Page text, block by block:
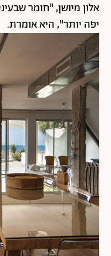
אלון מיושן, "חומר
יפה יותר", היא אומרת.